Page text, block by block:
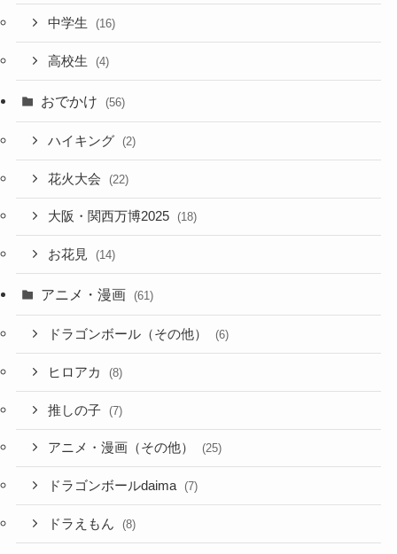
中学生 (16)
高校生 (4)
おでかけ (56)
ハイキング (2)
花火大会 (22)
大阪・関西万博2025 (18)
お花見 (14)
アニメ・漫画 (61)
ドラゴンボール（その他） (6)
ヒロアカ (8)
推しの子 (7)
アニメ・漫画（その他） (25)
ドラゴンボールdaima (7)
ドラえもん (8)